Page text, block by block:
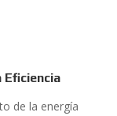
Eficiencia
de la energía